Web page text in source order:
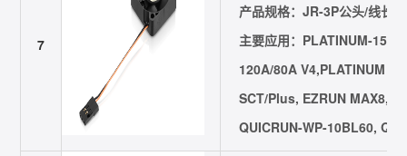
7
产品规格：JR-3P公头/线长
主要应用：PLATINUM-
120A/80A V4,PLATINUM
SCT/Plus, EZRUN MAX8,
QUICRUN-WP-10BL60,